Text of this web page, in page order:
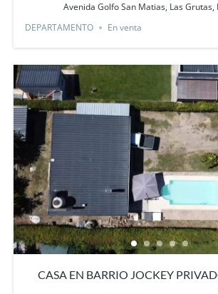
Avenida Golfo San Matias, Las Grutas,
DEPARTAMENTO
En venta
CASA EN BARRIO JOCKEY